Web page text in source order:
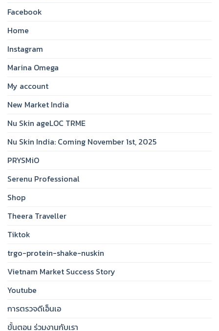
Facebook
Home
Instagram
Marina Omega
My account
New Market India
Nu Skin ageLOC TRME
Nu Skin India: Coming November 1st, 2025
PRYSMiO
Serenu Professional
Shop
Theera Traveller
Tiktok
trgo-protein-shake-nuskin
Vietnam Market Success Story
Youtube
การตรวจดีเอ็นเอ
ขั้นตอน ร่วมงานกับเรา